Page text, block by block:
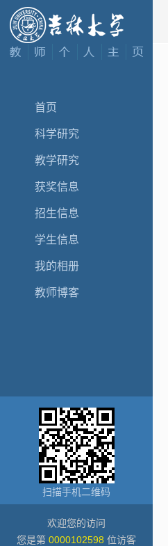
首页
科学研究
教学研究
获奖信息
招生信息
学生信息
我的相册
教师博客
扫描手机二维码
欢迎您的访问
您是第 0000102598 位访客